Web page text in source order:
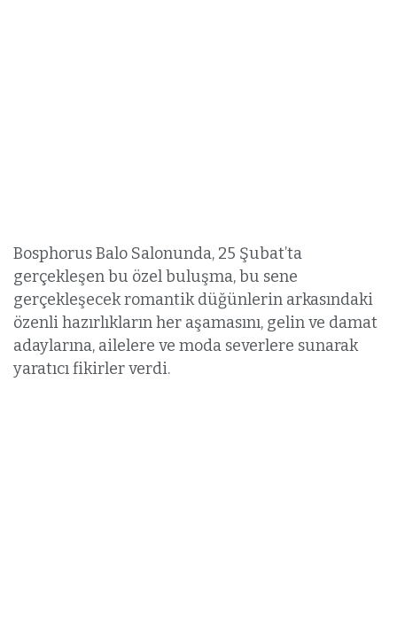
Bosphorus Balo Salonunda, 25 Şubat’ta
gerçekleşen bu özel buluşma, bu sene
gerçekleşecek romantik düğünlerin arkasındaki
özenli hazırlıkların her aşamasını, gelin ve damat
adaylarına, ailelere ve moda severlere sunarak
yaratıcı fikirler verdi.